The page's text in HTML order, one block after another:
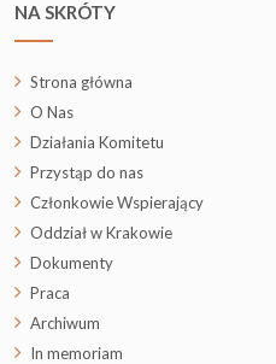
NA SKRÓTY
Strona główna
O Nas
Działania Komitetu
Przystąp do nas
Członkowie Wspierający
Oddział w Krakowie
Dokumenty
Praca
Archiwum
In memoriam